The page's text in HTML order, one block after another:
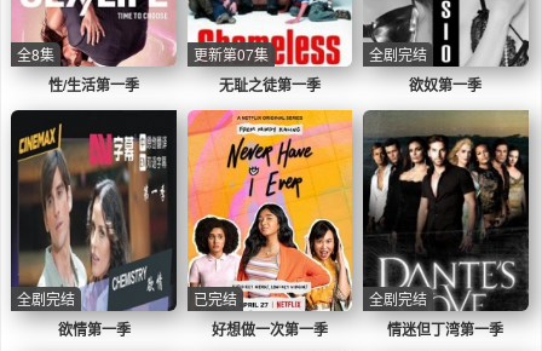
性/生活第一季
全8集
无耻之徒第一季
更新第07集
欲奴第一季
全剧完结
欲情第一季
全剧完结
好想做一次第一季
已完结
情迷但丁湾第一季
全剧完结